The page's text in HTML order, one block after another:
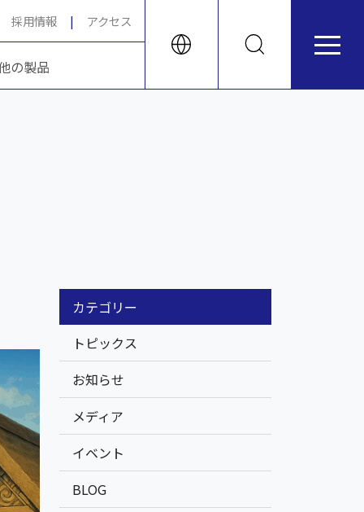
採用情報 アクセス
の製品
カテゴリー
トピックス
お知らせ
メディア
イベント
BLOG